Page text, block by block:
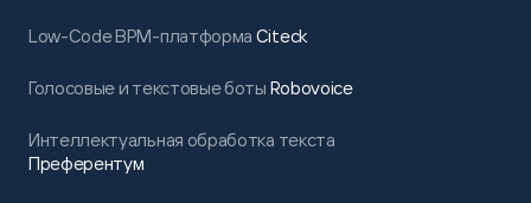
Low-Code BPM-платформа Citeck
Голосовые и текстовые боты Robovoice
Интеллектуальная обработка текста
Преферентум